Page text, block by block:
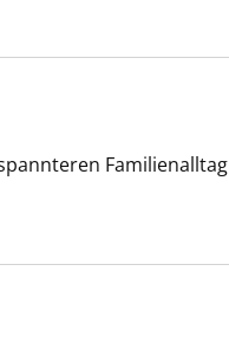
Familienalltag